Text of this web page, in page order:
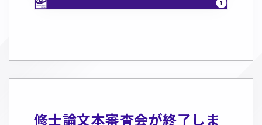
修士論文本審査会が終了しま